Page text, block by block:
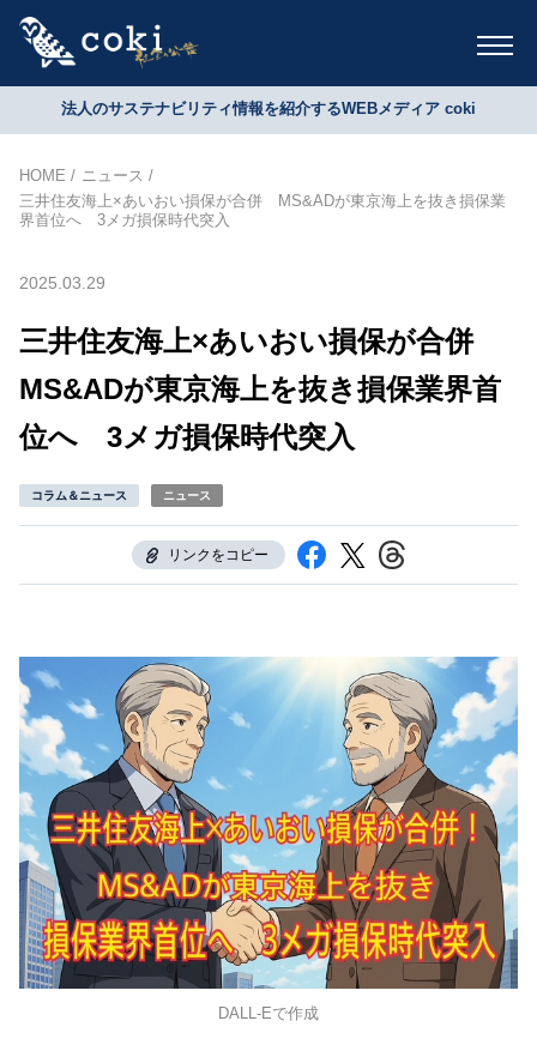
法人のサステナビリティ情報を紹介するWEBメディア coki
HOME
ニュース
三井住友海上×あいおい損保が合併 MS&ADが東京海上を抜き損保業
界首位へ 3メガ損保時代突入
2025.03.29
三井住友海上×あいおい損保が合併
MS&ADが東京海上を抜き損保業界首
位へ 3メガ損保時代突入
コラム＆ニュース ニュース
リンクをコピー
DALL-Eで作成